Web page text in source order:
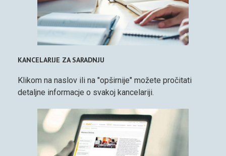
KANCELARIJE ZA SARADNJU
Klikom na naslov ili na "opširnije" možete pročitati
detaljne informacje o svakoj kancelariji.